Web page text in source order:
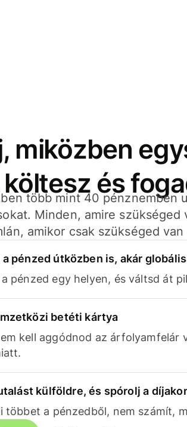
miközben
és
több mint 40 pénznemben
Minden, amire szükséged
amikor csak szükséged van
a pénzed útközben is, akár
pénzed egy helyen, és váltsd át
betéti kártya
kell aggódnod az árfolyamfelár
külföldre, és spórolj a
többet a pénzedből, nem számít,